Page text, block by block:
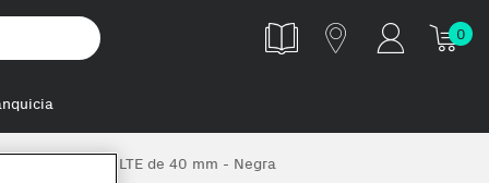
0
Galaxy Watch7 LTE de 40 mm - Negra